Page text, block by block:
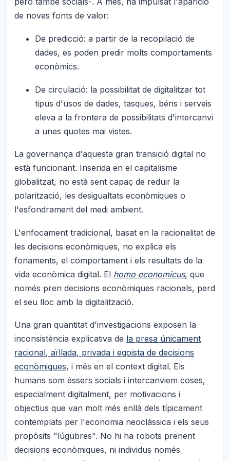
de noves fonts de valor:
De predicció: a partir de la recopilació de
dades, es poden predir molts comportaments
econòmics.
De circulació: la possibilitat de digitalitzar tot
tipus d'usos de dades, tasques, béns i serveis
eleva a la frontera de possibilitats d'intercanvi
a unes quotes mai vistes.
La governança d'aquesta gran transició digital no
està funcionant. Inserida en el capitalisme
globalitzat, no està sent capaç de reduir la
polarització, les desigualtats econòmiques o
l'esfondrament del medi ambient.
L'enfocament tradicional, basat en la racionalitat de
les decisions econòmiques, no explica els
fonaments, el comportament i els resultats de la
vida econòmica digital. El homo economicus, que
només pren decisions econòmiques racionals, perd
el seu lloc amb la digitalització.
Una gran quantitat d'investigacions exposen la
inconsistència explicativa de la presa únicament
racional, aïllada, privada i egoista de decisions
econòmiques, i més en el context digital. Els
humans som éssers socials i intercanviem coses,
especialment digitalment, per motivacions i
objectius que van molt més enllà dels típicament
contemplats per l'economia neoclàssica i els seus
propòsits "lúgubres". No hi ha robots prenent
decisions econòmiques, ni individus només